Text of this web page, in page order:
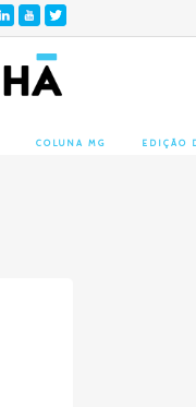
COLUNA MG EDIÇÃO